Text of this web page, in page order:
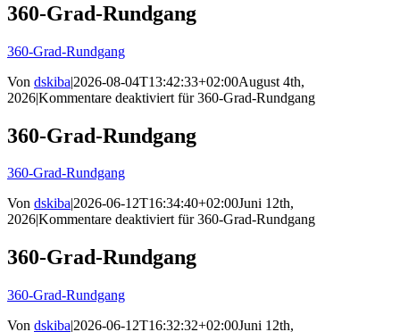
360-Grad-Rundgang
360-Grad-Rundgang
Von dskiba|2026-08-04T13:42:33+02:00August 4th,
2026|Kommentare deaktiviert für 360-Grad-Rundgang
360-Grad-Rundgang
360-Grad-Rundgang
Von dskiba|2026-06-12T16:34:40+02:00Juni 12th,
2026|Kommentare deaktiviertfür 360-Grad-Rundgang
360-Grad-Rundgang
360-Grad-Rundgang
Von dskiba|2026-06-12T16:32:32+02:00Juni 12th,